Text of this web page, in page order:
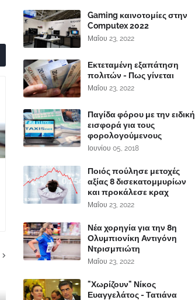
Gaming καινοτομίες στην
Computex 2022
Μαΐου 23, 2022
Εκτεταμένη εξαπάτηση
πολιτών - Πως γίνεται
Μαΐου 23, 2022
Παγίδα φόρου με την ειδική
εισφορά για τους
φορολογούμενους
Ιουνίου 05, 2018
Ποιός πούλησε μετοχές
αξίας 8 δισεκατομμυρίων
και προκάλεσε κραχ
Μαΐου 23, 2022
Νέα χορηγία για την 8η
Ολυμπιονίκη Αντιγόνη
Ντρισμπιώτη
Μαΐου 23, 2022
"Χωρίζουν" Νίκος
Ευαγγελάτος - Τατιάνα